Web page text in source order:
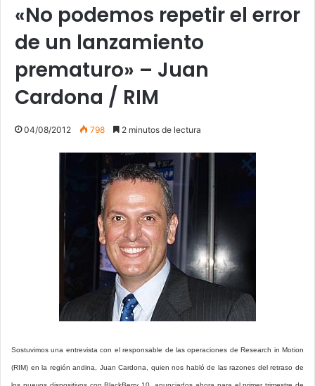
«No podemos repetir el error
de un lanzamiento
prematuro» – Juan
Cardona / RIM
04/08/2012 798 2 minutos de lectura
Sostuvimos una entrevista con el responsable de las operaciones de Research in Motion
(RIM) en la región andina, Juan Cardona, quien nos habló de las razones del retraso de